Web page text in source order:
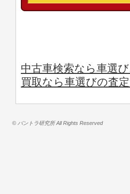
中古車検索なら車選
買取なら車選びの査
© バントラ研究所 All Rights Reserved